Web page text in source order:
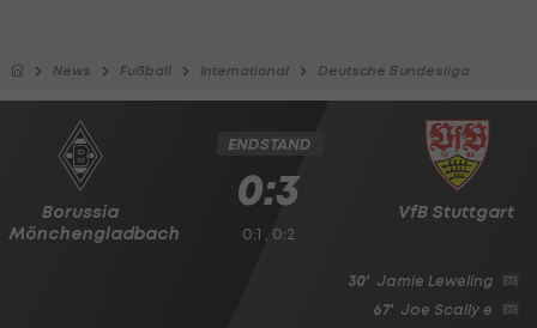
News Fußball International Deutsche Bundesliga
Borussia
Mönchengladbach
VfB Stuttgart
ENDSTAND
0:3
0:1 , 0:2
30' Jamie Leweling
67' Joe Scally e